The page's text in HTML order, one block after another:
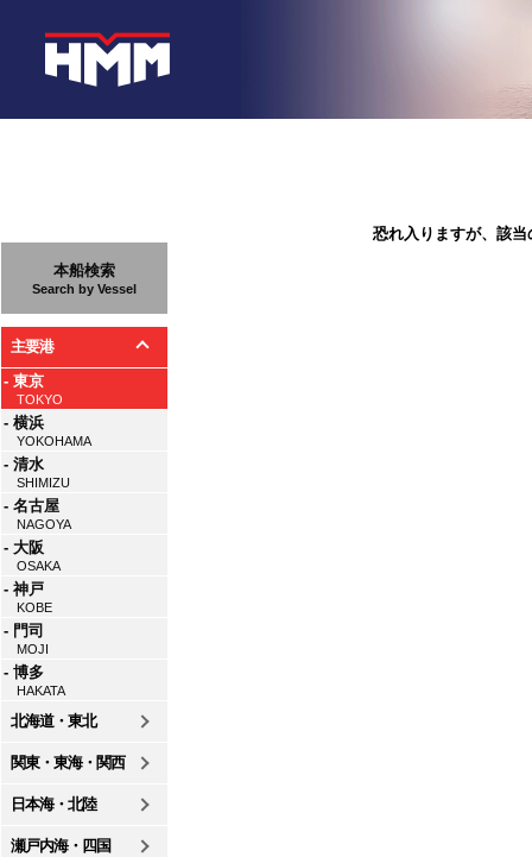
本船検索
Search by Vessel
主要港
- 東京
TOKYO
- 横浜
YOKOHAMA
- 清水
SHIMIZU
- 名古屋
NAGOYA
- 大阪
OSAKA
- 神戸
KOBE
- 門司
MOJI
- 博多
HAKATA
北海道・東北
関東・東海・関西
日本海・北陸
瀬戸内海・四国
恐れ入りますが、該